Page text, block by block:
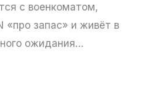
с военкоматом,
«про запас» и живёт в
ожидания…